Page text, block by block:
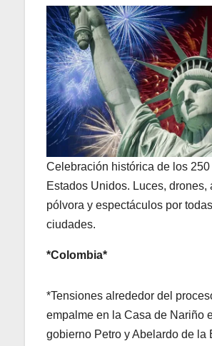
Celebración histórica de los
Estados Unidos. Luces, drones,
pólvora y espectáculos por
ciudades.
*Colombia*
*Tensiones alrededor del
empalme en la Casa de Nariño
gobierno Petro y Abelardo de la